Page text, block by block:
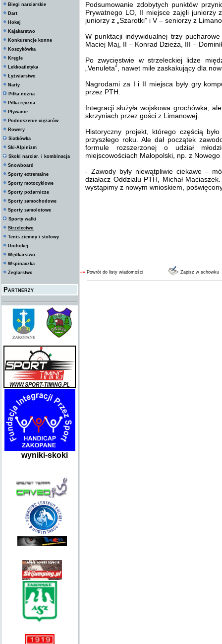
Biegi narciarskie
Dart
Hokej
Kajakarstwo
Konkurencje konne
Koszykówka
Kręgle
Lekkoatletyka
Łyżwiarstwo
Narty
Piłka nożna
Piłka ręczna
Pływanie
Podnoszenie ciężarów
Rowery
Siatkówka
Ski-Alpinizm
Skoki narciar. i kombinacja
Snowboard
Sporty extremalne
Sporty motocyklowe
Sporty pożarnicze
Sporty samochodowe
Sporty samolotowe
Sporty walki
Strzelectwo
Tenis ziemny i stołowy
Unihokej
Wędkarstwo
Wspinaczka
Żeglarstwo
Partnerzy
wyniki-skoki
Podsumowanie zdobytych punktów
Prywatnego LO, II miejsce zajęli juniorzy
juniorzy z „Szarotki” i V – seniorzy z
W punktacji indywidualnej trzy
Maciej Maj, II – Konrad Dzieża, III –
Po zwycięstwie w strzeleckiej lidze
„Venuleta”, nawet mile zaskakujący dla
Nagrodami za I i II miejsca były gry
przez PTH.
Integracji służyła wojskowa grochówka,
skrzyniach przez gości z Limanowej.
Historyczny projekt, którego częścią
przyszłego roku. Ale dał początek
formule rozszerzonej o udział
miejscowościach Małopolski, np. z
- Zawody były niewątpliwie ciekawe –
działacz Oddziału PTH, Michał
wystąpimy z nowym wnioskiem,
«« Powrót do listy wiadomości Zapisz w schowku